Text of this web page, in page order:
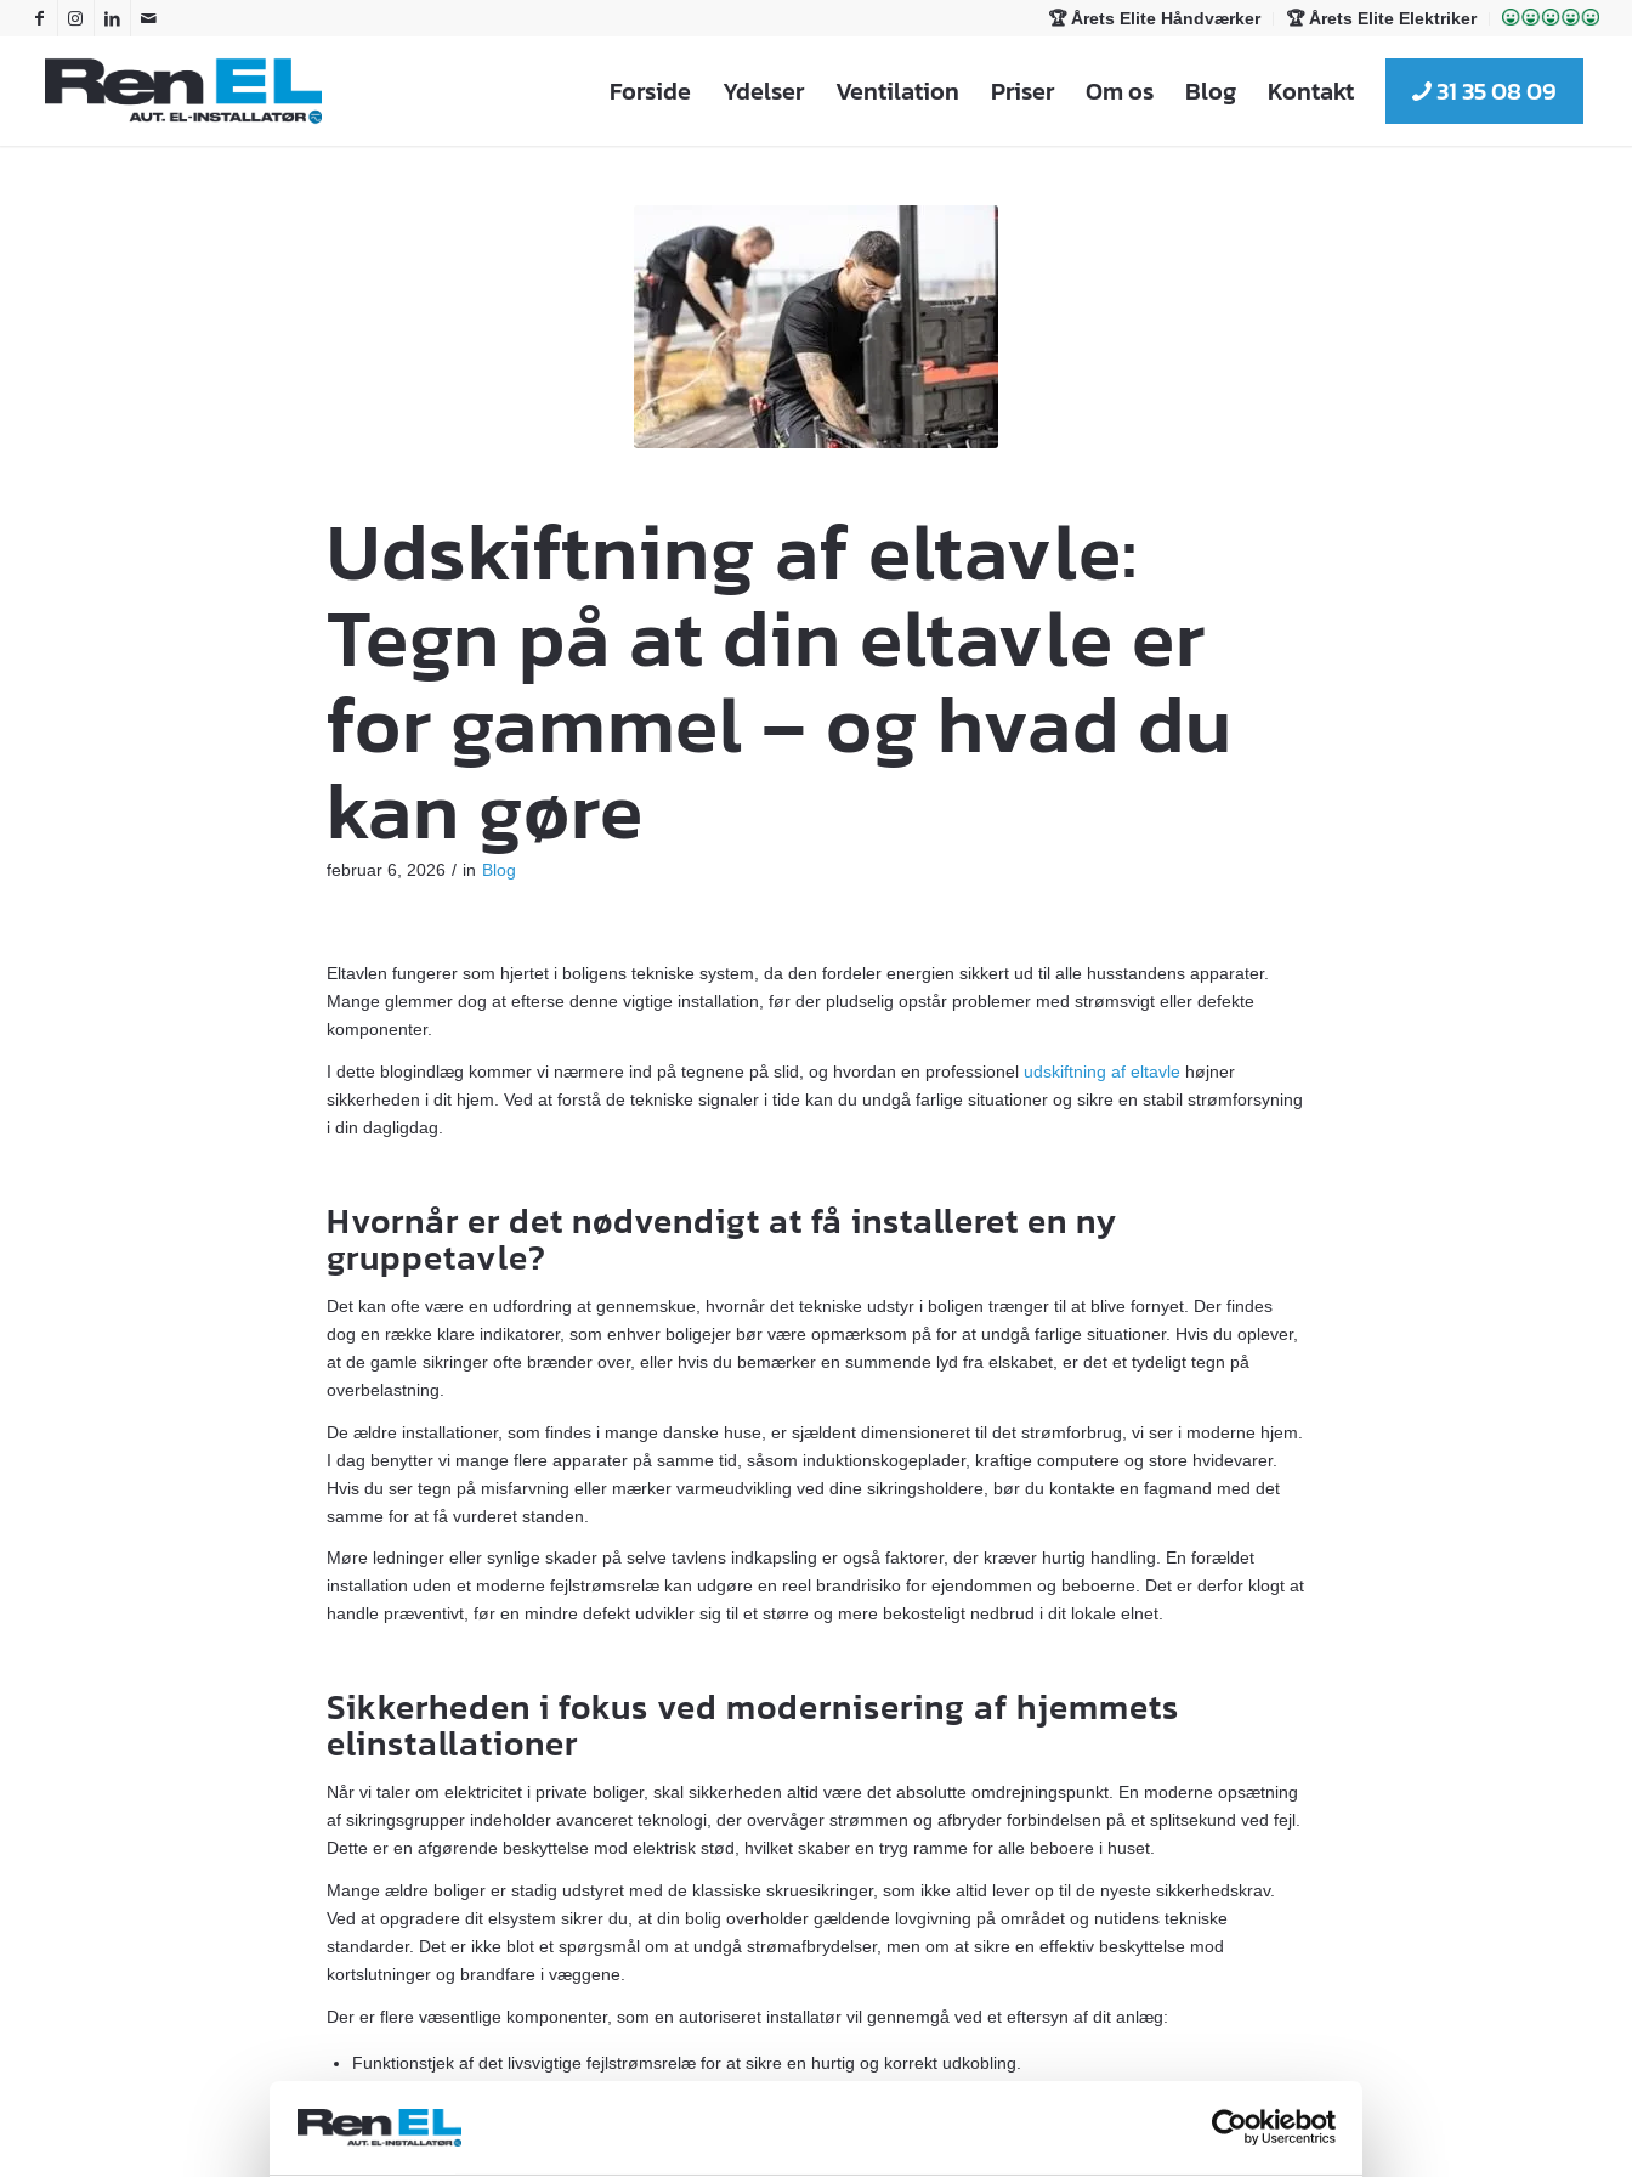
🏆 Årets Elite Håndværker 🏆 Årets Elite Elektriker
Forside Ydelser Ventilation Priser Om os Blog Kontakt 31 35 08 09
Udskiftning af eltavle:
Tegn på at din eltavle er
for gammel – og hvad du
kan gøre
februar 6, 2026 / in Blog
Eltavlen fungerer som hjertet i boligens tekniske system, da den fordeler energien sikkert ud til alle husstandens apparater.
Mange glemmer dog at efterse denne vigtige installation, før der pludselig opstår problemer med strømsvigt eller defekte
komponenter.
I dette blogindlæg kommer vi nærmere ind på tegnene på slid, og hvordan en professionel udskiftning af eltavlehøjner
sikkerheden i dit hjem. Ved at forstå de tekniske signaler i tide kan du undgå farlige situationer og sikre en stabil strømforsyning
i din dagligdag.
Hvornår er det nødvendigt at få installeret en ny
gruppetavle?
Det kan ofte være en udfordring at gennemskue, hvornår det tekniske udstyr i boligen trænger til at blive fornyet. Der findes
dog en række klare indikatorer, som enhver boligejer bør være opmærksom på for at undgå farlige situationer. Hvis du oplever,
at de gamle sikringer ofte brænder over, eller hvis du bemærker en summende lyd fra elskabet, er det et tydeligt tegn på
overbelastning.
De ældre installationer, som findes i mange danske huse, er sjældent dimensioneret til det strømforbrug, vi ser i moderne hjem.
I dag benytter vi mange flere apparater på samme tid, såsom induktionskogeplader, kraftige computere og store hvidevarer.
Hvis du ser tegn på misfarvning eller mærker varmeudvikling ved dine sikringsholdere, bør du kontakte en fagmand med det
samme for at få vurderet standen.
Møre ledninger eller synlige skader på selve tavlens indkapsling er også faktorer, der kræver hurtig handling. En forældet
installation uden et moderne fejlstrømsrelæ kan udgøre en reel brandrisiko for ejendommen og beboerne. Det er derfor klogt at
handle præventivt, før en mindre defekt udvikler sig til et større og mere bekosteligt nedbrud i dit lokale elnet.
Sikkerheden i fokus ved modernisering af hjemmets
elinstallationer
Når vi taler om elektricitet i private boliger, skal sikkerheden altid være det absolutte omdrejningspunkt. En moderne opsætning
af sikringsgrupper indeholder avanceret teknologi, der overvåger strømmen og afbryder forbindelsen på et splitsekund ved fejl.
Dette er en afgørende beskyttelse mod elektrisk stød, hvilket skaber en tryg ramme for alle beboere i huset.
Mange ældre boliger er stadig udstyret med de klassiske skruesikringer, som ikke altid lever op til de nyeste sikkerhedskrav.
Ved at opgradere dit elsystem sikrer du, at din bolig overholder gældende lovgivning på området og nutidens tekniske
standarder. Det er ikke blot et spørgsmål om at undgå strømafbrydelser, men om at sikre en effektiv beskyttelse mod
kortslutninger og brandfare i væggene.
Der er flere væsentlige komponenter, som en autoriseret installatør vil gennemgå ved et eftersyn af dit anlæg:
Funktionstjek af det livsvigtige fejlstrømsrelæ for at sikre en hurtig og korrekt udkobling.
Fordeling af strømmen på et passende antal grupper for at undgå unødig overophedning af kabler.